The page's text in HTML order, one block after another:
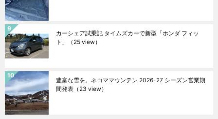
カーシェア試乗記 タイムズカーで新型「ホンダ フィッ
ト」
（25 view）
豊富な雪を。ネコママウンテン 2026-27 シーズン営業期
間発表 （23 view）